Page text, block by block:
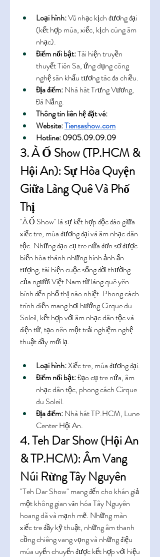
Loại hình: Vũ nhạc kịch đương đại
(kết hợp múa, xiếc, kịch cùng âm
nhạc).
Điểm nổi bật: Tái hiện truyền
thuyết Tiên Sa, ứng dụng công
nghệ sân khấu tương tác đa chiều.
Địa điểm: Nhà hát Trưng Vương,
Đà Nẵng.
Thông tin liên hệ đặt vé:
Website: Tiensashow.com
Hotline: 0905.09.09.09
3. À Ố Show (TP.HCM &
Hội An): Sự Hòa Quyện
Giữa Làng Quê Và Phố
Thị
"À Ố Show" là sự kết hợp độc đáo giữa
xiếc tre, múa đương đại và âm nhạc dân
tộc. Những đạo cụ tre nứa đơn sơ được
biến hóa thành những hình ảnh ấn
tượng, tái hiện cuộc sống đời thường
của người Việt Nam từ làng quê yên
bình đến phố thị náo nhiệt. Phong cách
trình diễn mang hơi hướng Cirque du
Soleil, kết hợp với âm nhạc dân tộc và
điện tử, tạo nên một trải nghiệm nghệ
thuật đầy mới lạ.
Loại hình: Xiếc tre, múa đương đại.
Điểm nổi bật: Đạo cụ tre nứa, âm
nhạc dân tộc, phong cách Cirque
du Soleil.
Địa điểm: Nhà hát TP.HCM, Lune
Center Hội An.
4. Teh Dar Show (Hội An
& TP.HCM): Âm Vang
Núi Rừng Tây Nguyên
"Teh Dar Show" mang đến cho khán giả
một không gian văn hóa Tây Nguyên
hoang dã và mạnh mẽ. Những màn
xiếc tre đầy kỹ thuật, những âm thanh
cồng chiêng vang vọng và những điệu
múa uyển chuyển được kết hợp với hiệu